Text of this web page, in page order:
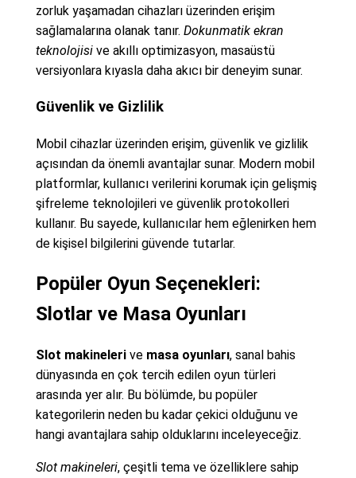
zorluk yaşamadan cihazları üzerinden erişim
sağlamalarına olanak tanır. Dokunmatik ekran
teknolojisive akıllı optimizasyon, masaüstü
versiyonlara kıyasla daha akıcı bir deneyim sunar.
Güvenlik ve Gizlilik
Mobil cihazlar üzerinden erişim, güvenlik ve gizlilik
açısından da önemli avantajlar sunar. Modern mobil
platformlar, kullanıcı verilerini korumak için gelişmiş
şifreleme teknolojileri ve güvenlik protokolleri
kullanır. Bu sayede, kullanıcılar hem eğlenirken hem
de kişisel bilgilerini güvende tutarlar.
Popüler Oyun Seçenekleri:
Slotlar ve Masa Oyunları
Slot makinelerive masa oyunları, sanal bahis
dünyasında en çok tercih edilen oyun türleri
arasında yer alır. Bu bölümde, bu popüler
kategorilerin neden bu kadar çekici olduğunu ve
hangi avantajlara sahip olduklarını inceleyeceğiz.
Slot makineleri, çeşitli tema ve özelliklere sahip